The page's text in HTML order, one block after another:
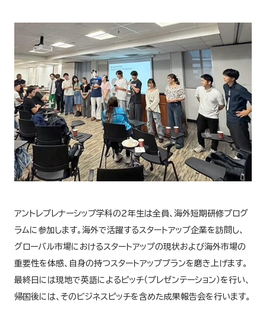
アントレプレナーシップ学科の２年生は全員、海外短期研修プログ
ラムに参加します。海外で活躍するスタートアップ企業を訪問し、
グローバル市場におけるスタートアップの現状および海外市場の
重要性を体感、自身の持つスタートアッププランを磨き上げます。
最終日には現地で英語によるピッチ（プレゼンテーション）を行い、
帰国後には、そのビジネスピッチを含めた成果報告会を行います。